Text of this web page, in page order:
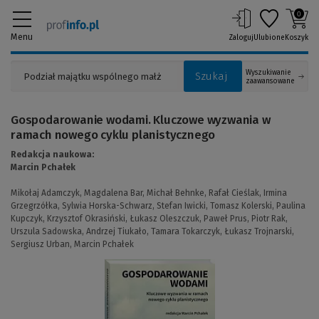
Menu
Szukaj
Wyszukiwanie
zaawansowane
ZalogujUlubione
0
Koszyk
Gospodarowanie wodami. Kluczowe wyzwania w
ramach nowego cyklu planistycznego
Redakcja naukowa:
Marcin Pchałek
Mikołaj Adamczyk, Magdalena Bar, Michał Behnke, Rafał Cieślak, Irmina
Grzegrzółka, Sylwia Horska-Schwarz, Stefan Iwicki, Tomasz Kolerski, Paulina
Kupczyk, Krzysztof Okrasiński, Łukasz Oleszczuk, Paweł Prus, Piotr Rak,
Urszula Sadowska, Andrzej Tiukało, Tamara Tokarczyk, Łukasz Trojnarski,
Sergiusz Urban, Marcin Pchałek